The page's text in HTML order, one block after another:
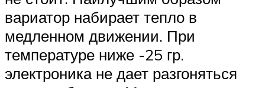
вариатор набирает тепло в
медленном движении. При
температуре ниже -25 гр.
электроника не дает разгоняться